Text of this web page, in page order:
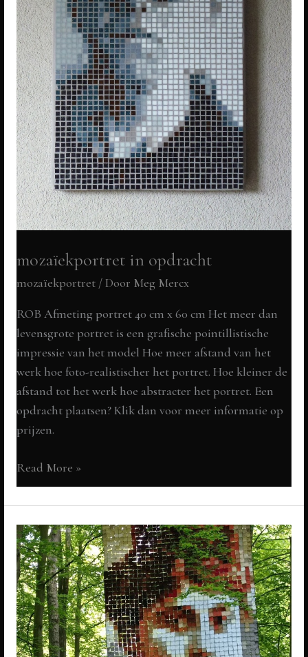
mozaïekportret in opdracht
mozaïekportret / Door Meg Mercx
ROB Afmeting portret 40 cm x 60 cm Het meer dan
levensgrote portret is een grafische pointillistische
impressie van het model Hoe meer afstand van het
werk hoe foto-realistischer het portret. Hoe kleiner de
afstand tot het werk hoe abstracter het portret. Een
opdracht plaatsen? Klik dan voor meer informatie op
prijzen.
mozaïekportret
in
opdracht
Read More »